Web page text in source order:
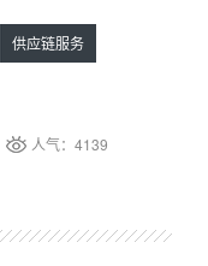
供应链服务
人气：4139